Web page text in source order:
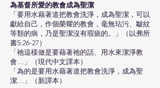
為基督所愛的教會成為聖潔
「要用水藉著道把教會洗淨，成為聖潔，可以
獻給自己，作個榮耀的教會，毫無玷污、皺紋
等類的病，乃是聖潔沒有瑕疵的。」（以弗所
書5:26-27）
「祂這樣做是要藉著祂的話、用水來潔淨教
會…」（現代中文譯本）
「為的是要用水藉著道把教會洗淨，成為聖
潔…」（新譯本）